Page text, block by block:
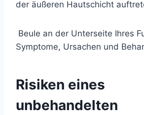
der äußeren Hautschicht
Beule an der Unterseite Ihres
Symptome, Ursachen und
Risiken eines
unbehandelten